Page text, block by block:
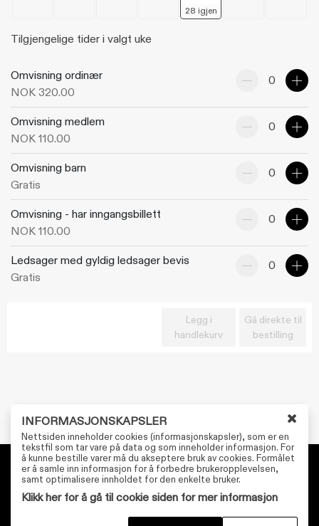
u
k
n
INFORMASJONSKAPSLER
Nettsiden inneholder cookies (informasjonskapsler), som er en
tekstfil som tar vare på data og som inneholder informasjon. For
å kunne bestille varer må du akseptere bruk av cookies. Formålet
er å samle inn informasjon for å forbedre brukeropplevelsen,
samt optimalisere innholdet for den enkelte bruker.
Klikk her for å gå til cookie siden for mer informasjon
Tilgjengelige tider i valgt uke
s
t
28 igjen
Omvisning ordinær
NOK 320.00
antall
Omvisning medlem
NOK 110.00
antall
Omvisning barn
Gratis
antall
Omvisning - har inngangsbillett
NOK 110.00
antall
Ledsager med gyldig ledsager bevis
Gratis
Legg i
handlekurv
Gå direkte til
bestilling
Personvernerklæring
Tilgjengelighetserklæring